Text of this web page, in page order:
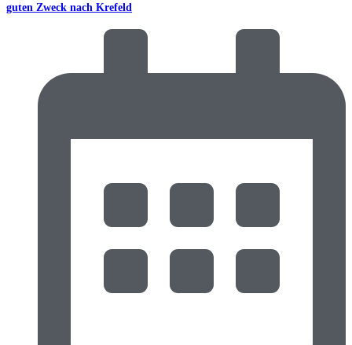
guten Zweck nach Krefeld